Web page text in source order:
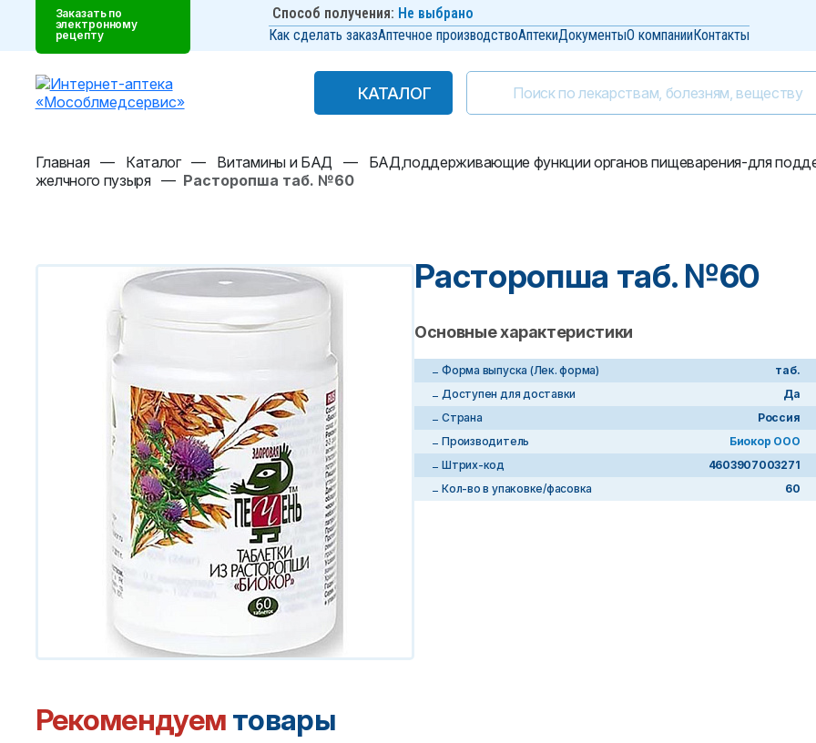
Заказать по
электронному
рецепту
Способ получения: Не выбрано
Как сделать заказАптечное производствоАптекиДокументыО компанииКонтакты
КАТАЛОГ
КАТАЛОГ
Главная — Каталог — Витамины и БАД —
БАД,поддерживающие функции органов пищеварения-для
желчного пузыря — Расторопша таб. №60
Расторопша таб. №60
Основные характеристики
Форма выпуска (Лек. форма)
таб.
Доступен для доставки
Да
Страна
Россия
Производитель
Биокор ООО
Штрих-код
4603907003271
Кол-во в упаковке/фасовка
60
Рекомендуем товары